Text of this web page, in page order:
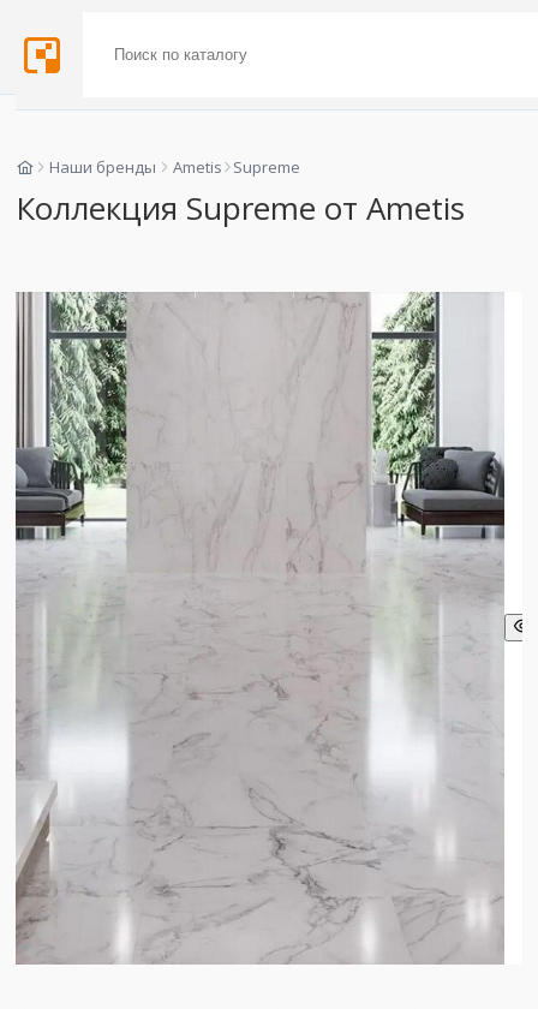
Наши бренды Ametis Supreme
Коллекция Supreme от Ametis